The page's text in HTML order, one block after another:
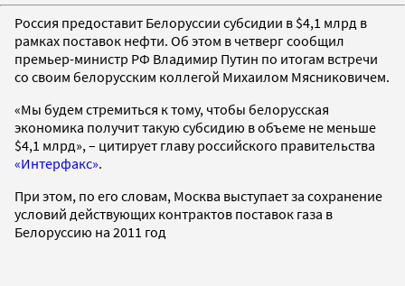
Россия предоставит Белоруссии субсидии в $4,1 млрд в
рамках поставок нефти. Об этом в четверг сообщил
премьер-министр РФ Владимир Путин по итогам встречи
со своим белорусским коллегой Михаилом Мясниковичем.
«Мы будем стремиться к тому, чтобы белорусская
экономика получит такую субсидию в объеме не меньше
$4,1 млрд», – цитирует главу российского правительства
«Интерфакс».
При этом, по его словам, Москва выступает за сохранение
условий действующих контрактов поставок газа в
Белоруссию на 2011 год